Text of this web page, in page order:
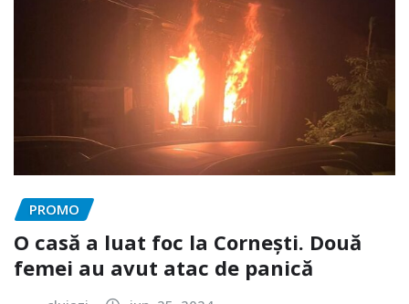
PROMO
O casă a luat foc la Cornești. Două
femei au avut atac de panică